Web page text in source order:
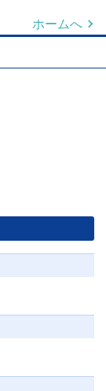
ホームへ